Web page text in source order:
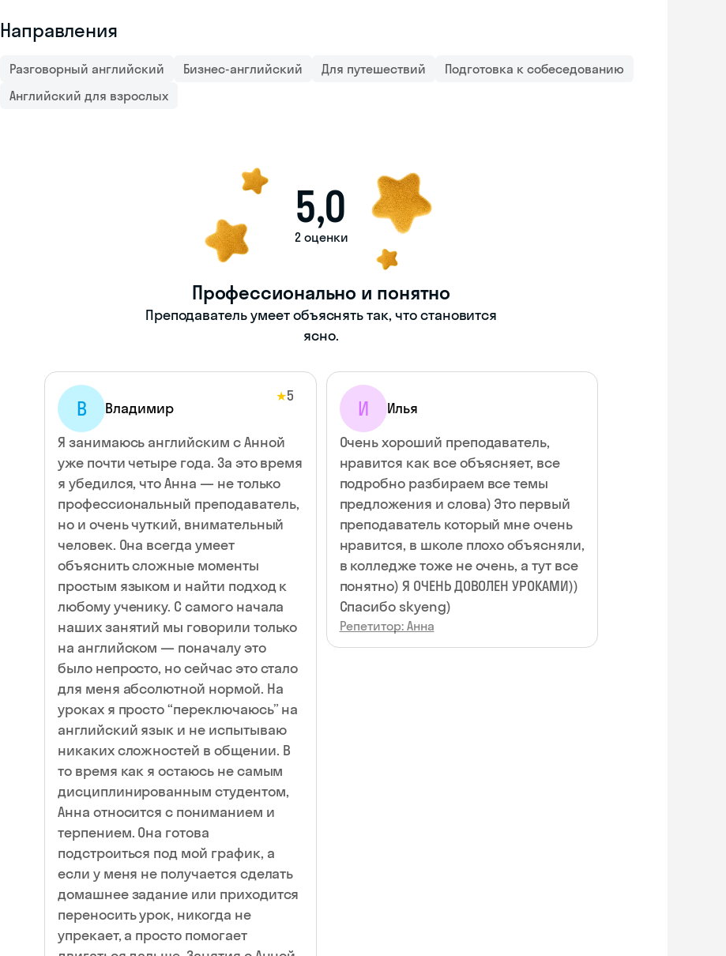
Направления
Разговорный английский Бизнес-английский Для путешествий
Подготовка к собеседованию
Английский для взрослых
5,0
2 оценки
Профессионально и понятно
Преподаватель умеет объяснять так, что становится
ясно.
В Владимир
★5
Я занимаюсь английским с Анной
уже почти четыре года. За это время
я убедился, что Анна — не только
профессиональный преподаватель,
но и очень чуткий, внимательный
человек. Она всегда умеет
объяснить сложные моменты
простым языком и найти подход к
любому ученику. С самого начала
наших занятий мы говорили только
на английском — поначалу это
было непросто, но сейчас это стало
для меня абсолютной нормой. На
уроках я просто “переключаюсь” на
английский язык и не испытываю
никаких сложностей в общении. В
то время как я остаюсь не самым
дисциплинированным студентом,
Анна относится с пониманием и
терпением. Она готова
подстроиться под мой график, а
если у меня не получается сделать
домашнее задание или приходится
переносить урок, никогда не
упрекает, а просто помогает
И
Илья
Очень хороший преподаватель,
нравится как все объясняет, все
подробно разбираем все темы
предложения и слова) Это первый
преподаватель который мне очень
нравится, в школе плохо объясняли,
в колледже тоже не очень, а тут все
понятно) Я ОЧЕНЬ ДОВОЛЕН УРОКАМИ))
Спасибо skyeng)
Репетитор: Анна